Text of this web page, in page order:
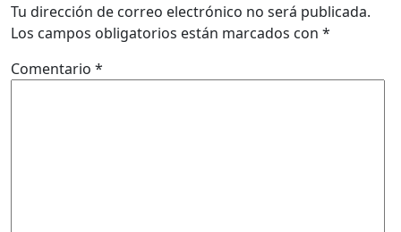
Tu dirección de correo electrónico no será publicada.
Los campos obligatorios están marcados con *
Comentario *